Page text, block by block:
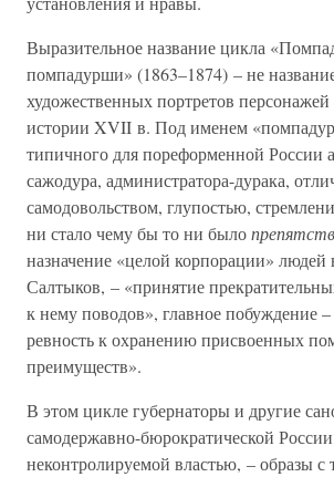
Выразительное название цикла
помпадурши» (1863–1874) – не
художественных портретов
истории XVII в. Под именем
типичного для пореформенной России
сажодура, администратора-дурака,
самодовольством, глупостью,
ни стало чему бы то ни было
назначение «целой корпорации» людей
Салтыков, – «принятие
к нему поводов», главное побуждение –
ревность к охранению присвоенных
преимуществ».
В этом цикле губернаторы и другие
самодержавно-бюрократической
неконтролируемой властью, – образы с